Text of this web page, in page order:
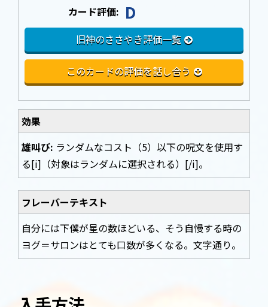
カード評価: D
旧神のささやき評価一覧
このカードの評価を話し合う
効果
雄叫び: ランダムなコスト（5）以下の呪文を使用す
る[i]（対象はランダムに選択される）[/i]。
フレーバーテキスト
自分には下僕が星の数ほどいる、そう自慢する時の
ヨグ＝サロンはとても口数が多くなる。文字通り。